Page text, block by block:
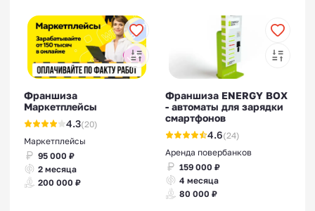
Франшиза
Маркетплейсы
4.3(20)
Маркетплейсы
95 000 ₽
2 месяца
200 000 ₽
Франшиза ENERGY BOX
- автоматы для зарядки
смартфонов
4.6(24)
Аренда повербанков
159 000 ₽
4 месяца
80 000 ₽